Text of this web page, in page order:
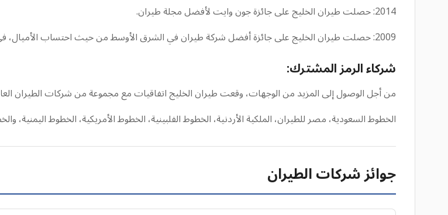
2014: حصلت طيران الخليج على جائزة جون وايت لأفضل مجلة طيران.
2009: حصلت طيران الخليج على جائزة أفضل شركة طيران في الشرق الأوسط من حيث احتساب الأميال، في حفل توزيع جوائز السفر العالمية.
شركاء الرمز المشترك:
من أجل الوصول إلى المزيد من الوجهات، وقعت طيران الخليج اتفاقيات مع مجموعة من شركات الطيران
الخطوط السعودية، مصر للطيران، الملكية الأردنية، الخطوط الفلبينية، الخطوط الأمريكية، الخطوط اليمنية،
جوائز شركات الطيران